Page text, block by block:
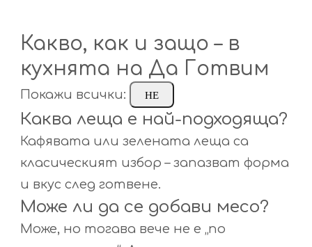
Какво, как и защо – в
кухнята на Да Готвим
Покажи всички: НЕ
Каква леща е най-подходяща?
Кафявата или зелената леща са
класическият избор – запазват форма
и вкус след готвене.
Може ли да се добави месо?
Може, но тогава вече не е „по